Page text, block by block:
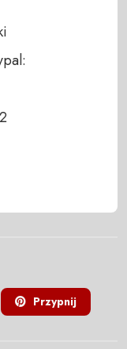
Przypnij